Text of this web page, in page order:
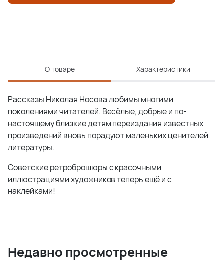
О товаре Характеристики
Рассказы Николая Носова любимы многими
поколениями читателей. Весёлые, добрые и по-
настоящему близкие детям переиздания известных
произведений вновь порадуют маленьких ценителей
литературы.
Советские ретроброшюры с красочными
иллюстрациями художников теперь ещё и с
наклейками!
Недавно просмотренные